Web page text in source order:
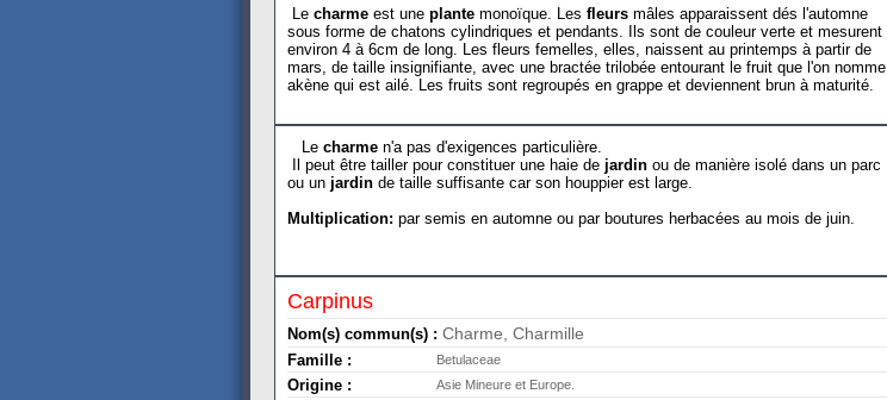
Le charme est une plante monoïque. Les fleurs mâles apparaissent dés l'automne
sous forme de chatons cylindriques et pendants. Ils sont de couleur verte et mesurent
environ 4 à 6cm de long. Les fleurs femelles, elles, naissent au printemps à partir de
mars, de taille insignifiante, avec une bractée trilobée entourant le fruit que l'on nomme
akène qui est ailé. Les fruits sont regroupés en grappe et deviennent brun à maturité.
Le charme n'a pas d'exigences particulière.
Il peut être tailler pour constituer une haie de jardin ou de manière isolé dans un parc
ou un jardin de taille suffisante car son houppier est large.
Multiplication: par semis en automne ou par boutures herbacées au mois de juin.
Carpinus
Nom(s) commun(s) : Charme, Charmille
Famille : Betulaceae
Origine : Asie Mineure et Europe.